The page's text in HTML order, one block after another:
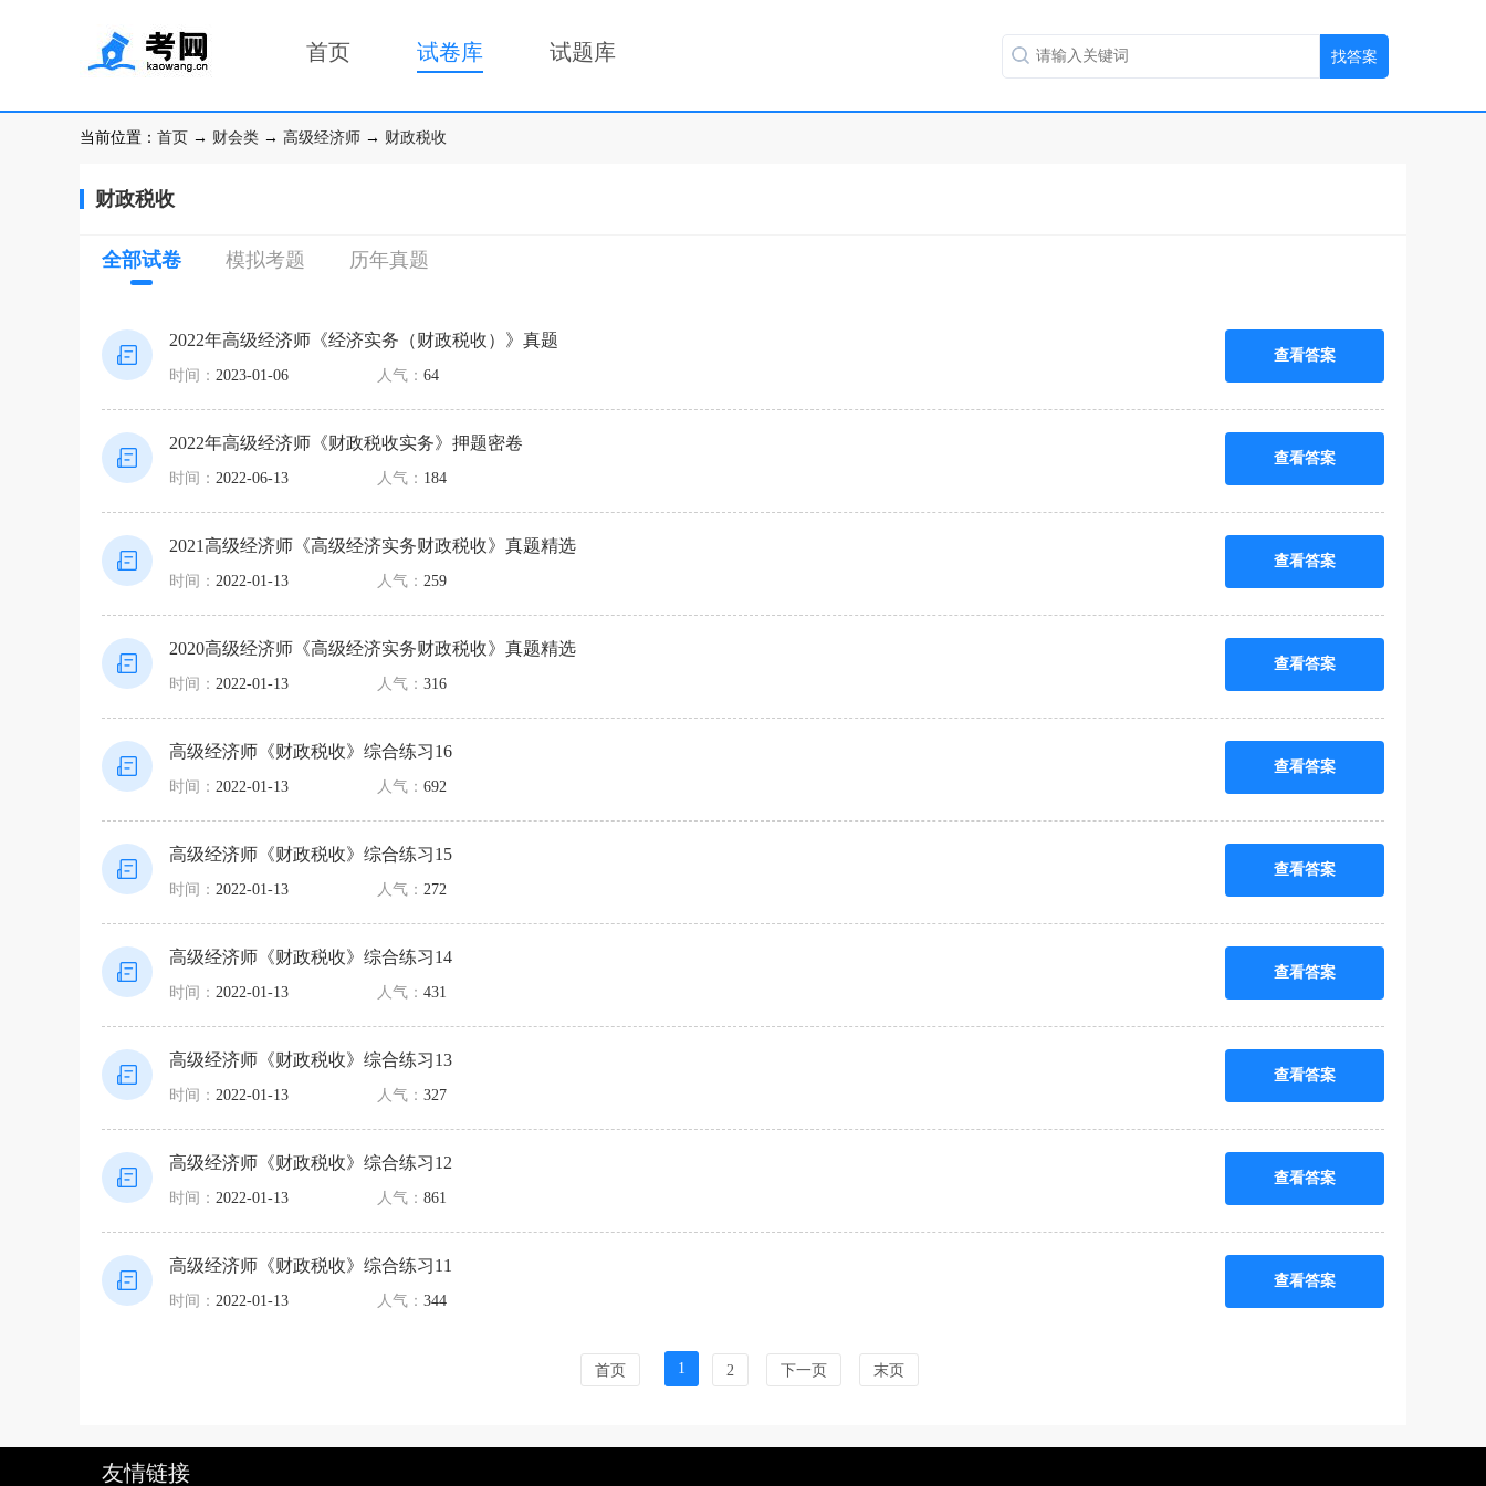
首页 试卷库 试题库
当前位置： 首页 → 财会类 → 高级经济师 → 财政税收
财政税收
全部试卷 模拟考题 历年真题
2022年高级经济师《经济实务（财政税收）》真题
时间： 2023-01-06 人气： 64
查看答案
2022年高级经济师《财政税收实务》押题密卷
时间： 2022-06-13 人气： 184
查看答案
2021高级经济师《高级经济实务财政税收》真题精选
时间： 2022-01-13 人气： 259
查看答案
2020高级经济师《高级经济实务财政税收》真题精选
时间： 2022-01-13 人气： 316
查看答案
高级经济师《财政税收》综合练习16
时间： 2022-01-13 人气： 692
查看答案
高级经济师《财政税收》综合练习15
时间： 2022-01-13 人气： 272
查看答案
高级经济师《财政税收》综合练习14
时间： 2022-01-13 人气： 431
查看答案
高级经济师《财政税收》综合练习13
时间： 2022-01-13 人气： 327
查看答案
高级经济师《财政税收》综合练习12
时间： 2022-01-13 人气： 861
查看答案
高级经济师《财政税收》综合练习11
时间： 2022-01-13 人气： 344
查看答案
首页 1 2 下一页 末页
友情链接